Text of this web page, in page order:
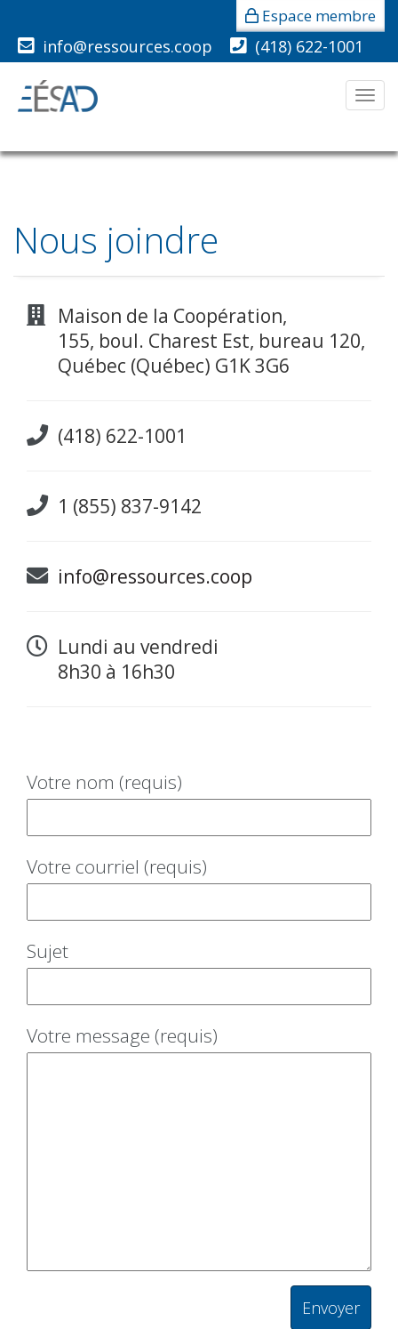
Espace membre
info@ressources.coop (418) 622-1001
Nous joindre
Maison de la Coopération,
155, boul. Charest Est, bureau 120,
Québec (Québec) G1K 3G6
(418) 622-1001
1 (855) 837-9142
info@ressources.coop
Lundi au vendredi
8h30 à 16h30
Votre nom (requis)
Votre courriel (requis)
Sujet
Votre message (requis)